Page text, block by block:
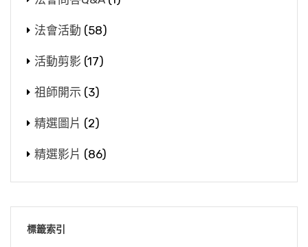
蓮池大師在這個公案，他有一個讚歎。他讚
連尊者他母親是墮到餓鬼道，看他母親在受飢餓
之苦，吃不到東西。他用缽盛了飯菜，目犍連是
食物送到他母親口中化為火焰燒掉，吃不到，很
傷心。回來向釋迦牟尼佛報告，請佛想辦法救他
這個功德迴向給你母親，就能夠把你母親從餓鬼
道超度出來，往生到人天善道。目連，佛是教他
供僧。『子鄰感神，教以禮塔』，子鄰法師是感
這一天才可以。定這一天，平常你們看到誰有什
麼過失，你可以今天給它提出來，你看到他有什
到僧團都能夠發心懺悔改過，當然看到就很歡喜
了。所以這一天去供僧，這個功德是最大的，供
居，三個月最後一天大家彼此檢討，我們現在講
之士，雖然生在沒有文王明君的那個時代，自己
句話沒錯，那就是眾生的大幸萬幸！希望有這樣
的人出來，我每天都是這樣的盼望著，蓮池大師
出六群比丘。所以六群比丘，雖然在僧團裡面找
麻煩的，但是你看後面那些大菩薩都還不如他
的確是愈趨愈下，愈來愈往下，走下坡了。如果
法會活動 (58)
活動剪影 (17)
祖師開示 (3)
精選圖片 (2)
精選影片 (86)
標籤索引